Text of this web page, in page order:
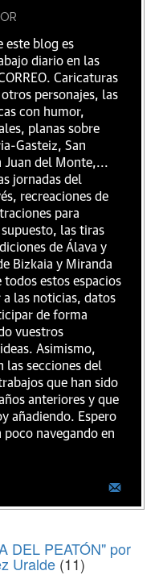
este blog es
diario en las
Caricaturas
personajes, las
con humor,
planas sobre
Gasteiz, San
Juan del Monte,...
jornadas del
recreaciones de
para
las tiras
de Álava y
Bizkaia y Miranda
todos estos espacios
a las noticias, datos
de forma
vuestros
Asimismo,
las secciones del
que han sido
anteriores y que
añadiendo. Espero
poco navegando en
DEL PEATÓN" por
Uralde (11)